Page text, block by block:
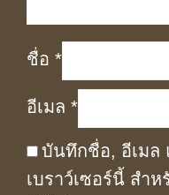
ชื่อ *
อีเมล *
บันทึกชื่อ, อีเมล
เบราว์เซอร์นี้ สำ